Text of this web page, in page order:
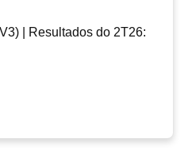
| Resultados do 2T26: